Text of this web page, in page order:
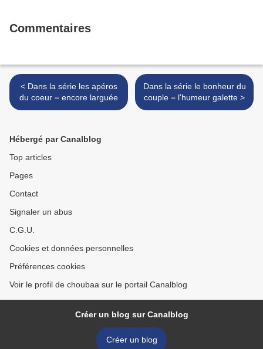
Commentaires
< Dans la série les apéros
du coeur = encore larguée
Dans la série le bonheur du
couple = l'humeur galette >
Hébergé par Canalblog
Top articles
Pages
Contact
Signaler un abus
C.G.U.
Cookies et données personnelles
Préférences cookies
Voir le profil de choubaa sur le portail Canalblog
Créer un blog sur Canalblog
Créer un blog